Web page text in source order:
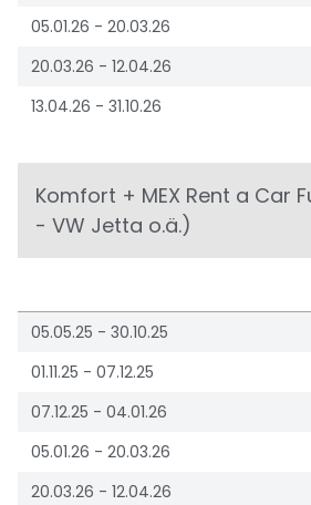
05.01.26 - 20.03.26
20.03.26 - 12.04.26
13.04.26 - 31.10.26
Komfort + MEX Rent a Car
- VW Jetta o.ä.)
05.05.25 - 30.10.25
01.11.25 - 07.12.25
07.12.25 - 04.01.26
05.01.26 - 20.03.26
20.03.26 - 12.04.26